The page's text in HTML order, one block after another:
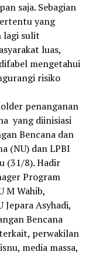
saja. Sebagian
yang
lagi sulit
luas,
mengetahui
risiko
penanganan
yang diinisiasi
Bencana dan
(NU) dan LPBI
(31/8). Hadir
Program
M Wahib,
Asyhadi,
Bencana
perwakilan
media massa,